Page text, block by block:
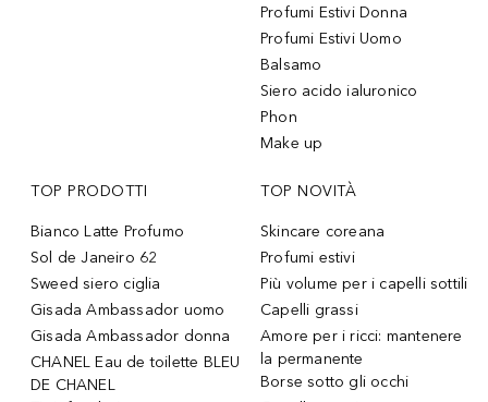
Profumi Estivi Donna
Profumi Estivi Uomo
Balsamo
Siero acido ialuronico
Phon
Make up
TOP PRODOTTI
Bianco Latte Profumo
Sol de Janeiro 62
Sweed siero ciglia
Gisada Ambassador uomo
Gisada Ambassador donna
CHANEL Eau de toilette BLEU
DE CHANEL
TOP NOVITÀ
Skincare coreana
Profumi estivi
Più volume per i capelli sottili
Capelli grassi
Amore per i ricci: mantenere
la permanente
Borse sotto gli occhi